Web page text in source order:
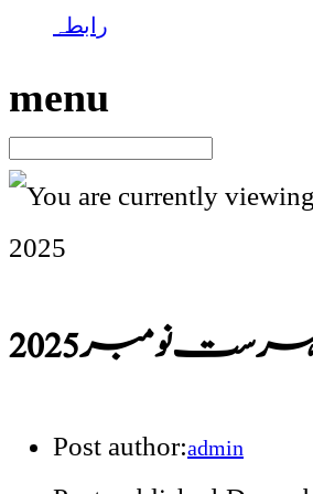
رابطہ
menu
نومبر 2025
Post author:admin